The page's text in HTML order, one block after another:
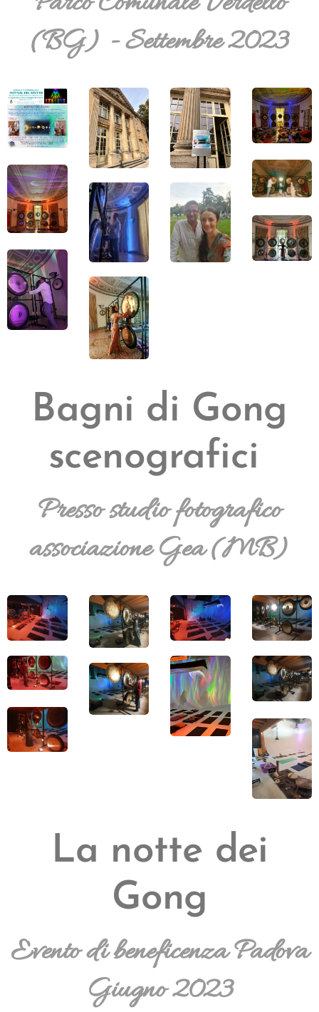
(BG) - Settembre 2023
Bagni di Gong
scenografici
Presso studio fotografico
associazione Gea (MB)
La notte dei
Gong
Evento di beneficenza Padova
Giugno 2023